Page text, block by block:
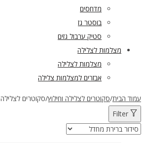
מדחסים
בוסטר גז
סטיק ערבול גזים
מצלמות לצלילה
מצלמות לצלילה
אבזרים למצלמות צלילה
עמוד הבית/סקוטרים לצלילה וחילוץ/סקוטרים לצלילה Lefeet
Filter